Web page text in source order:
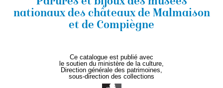
nationauxdes châteaux de Malmaison
et de Compiègne
Ce catalogue est publié avec
le soutien du ministère de la culture,
Direction générale des patrimoines,
sous-direction des collections